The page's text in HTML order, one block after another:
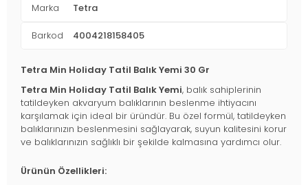
Marka Tetra
Barkod 4004218158405
Tetra Min Holiday Tatil Balık Yemi 30 Gr
Tetra Min Holiday Tatil Balık Yemi, balık sahiplerinin
tatildeyken akvaryum balıklarının beslenme ihtiyacını
karşılamak için ideal bir üründür. Bu özel formül, tatildeyken
balıklarınızın beslenmesini sağlayarak, suyun kalitesini korur
ve balıklarınızın sağlıklı bir şekilde kalmasına yardımcı olur.
Ürünün Özellikleri: